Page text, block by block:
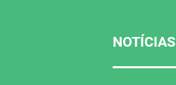
NOTÍCIAS